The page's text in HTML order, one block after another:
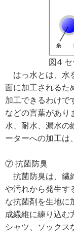
図4
はっ水とは、水
面に加工されるた
加工できるわけで
などの言葉があり
水、耐水、漏水の
ーターへの加工は
⑦ 抗菌防臭
抗菌防臭は、繊
や汚れから発生す
な抗菌剤を生地に
成繊維に練り込む
シャツ、ソックス